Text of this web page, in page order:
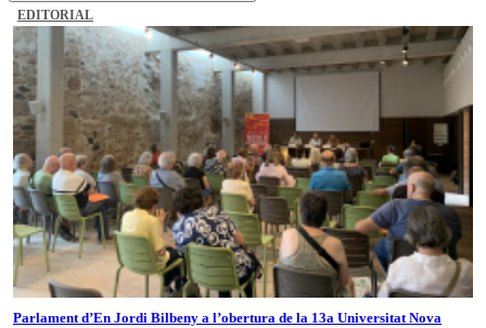
EDITORIAL
Parlament d’En Jordi Bilbeny a l’obertura de la 13a Universitat Nova